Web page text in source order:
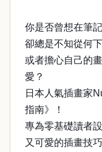
你是否曾想在筆
卻總是不知從何
或者擔心自己的
愛？
日本人氣插畫家
指南》！
專為零基礎讀者
又可愛的插畫技巧